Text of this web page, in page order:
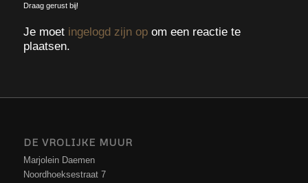
Draag gerust bij!
Je moet ingelogd zijn opom een reactie te
plaatsen.
DE VROLIJKE MUUR
Marjolein Daemen
Noordhoeksestraat 7